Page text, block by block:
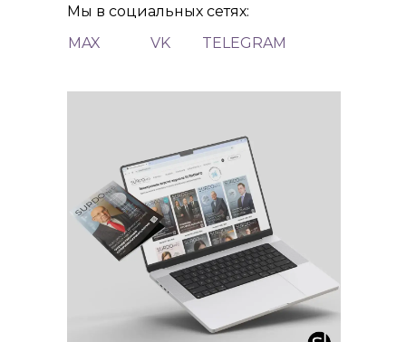
TELEGRAM
VK
MAX
Мы в социальных сетях: